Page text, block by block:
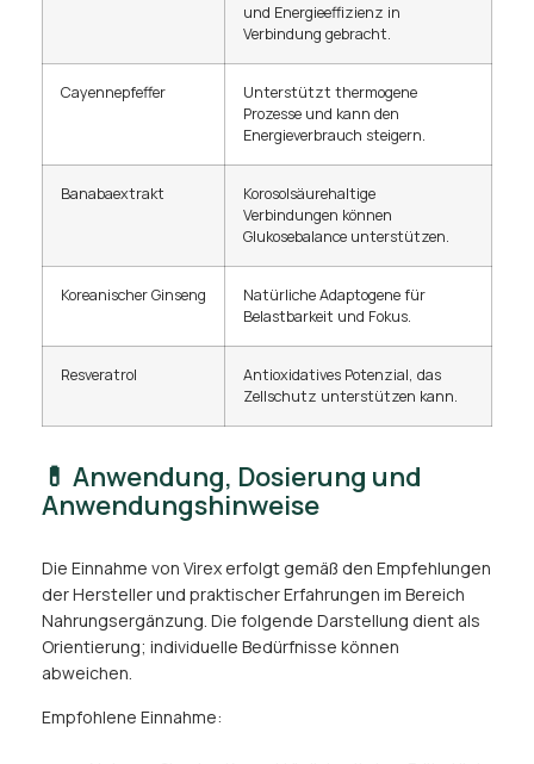
und Energieeffizienz in
Verbindung gebracht.
Cayennepfeffer
Unterstützt thermogene
Prozesse und kann den
Energieverbrauch steigern.
Banabaextrakt
Korosolsäurehaltige
Verbindungen können
Glukosebalance unterstützen.
Koreanischer Ginseng
Natürliche Adaptogene für
Belastbarkeit und Fokus.
Resveratrol
Antioxidatives Potenzial, das
Zellschutz unterstützen kann.
💊 Anwendung, Dosierung und
Anwendungshinweise
Die Einnahme von Virex erfolgt gemäß den Empfehlungen
der Hersteller und praktischer Erfahrungen im Bereich
Nahrungsergänzung. Die folgende Darstellung dient als
Orientierung; individuelle Bedürfnisse können
abweichen.
Empfohlene Einnahme: